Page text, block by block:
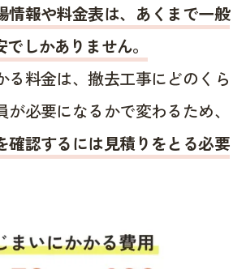
情報や料金表は、あくまで一般
しかありません。
る料金は、撤去工事にどのくら
が必要になるかで変わるため、
確認するには見積りをとる必要